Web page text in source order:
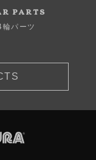
parts
輪パーツ